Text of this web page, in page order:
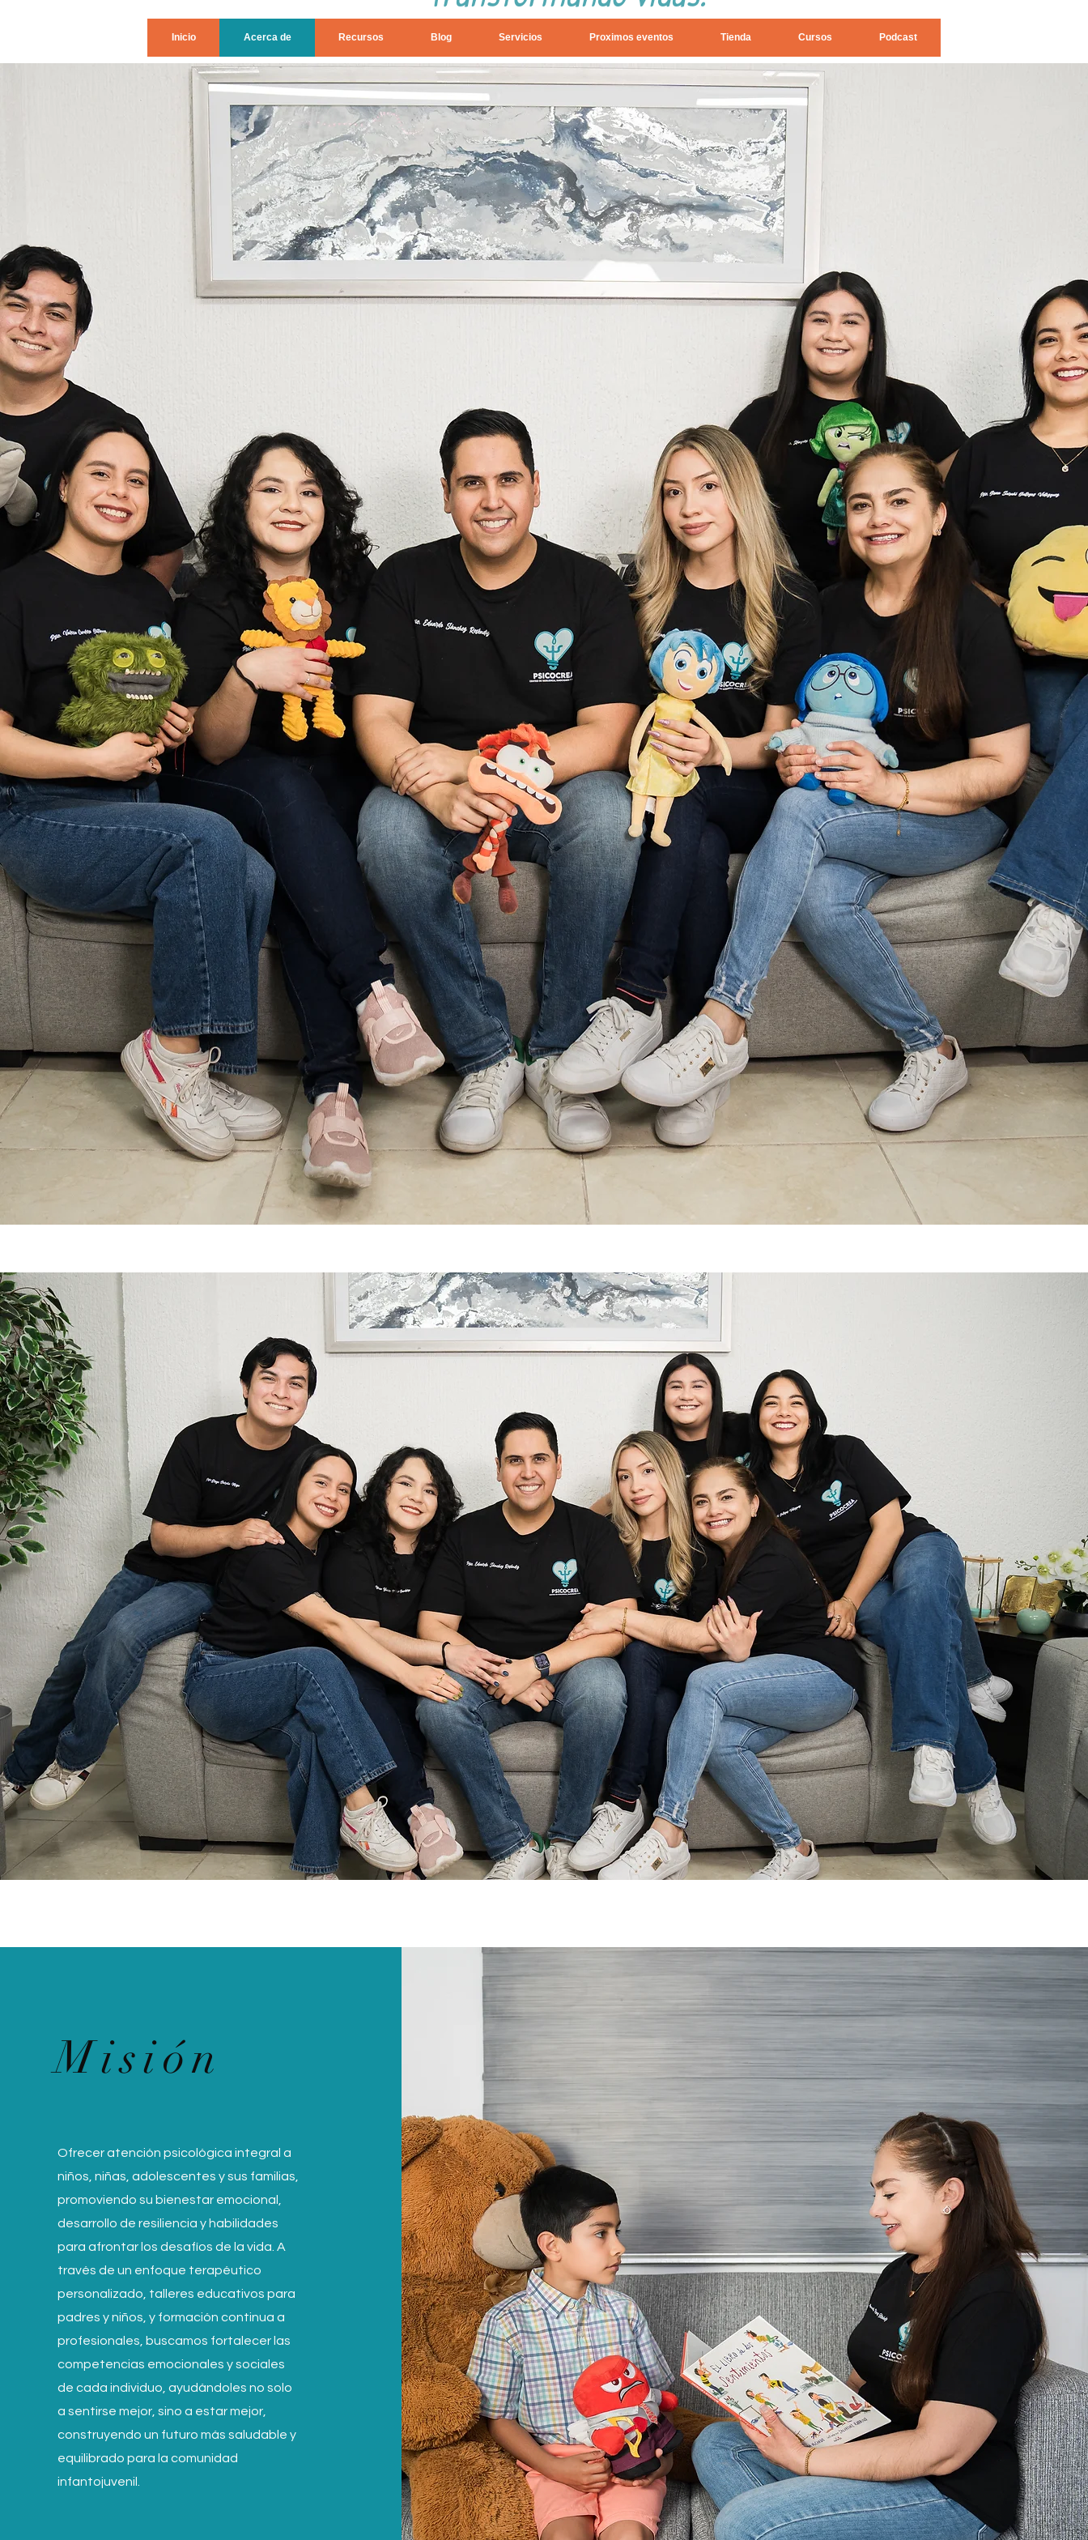
Inicio Acerca de Recursos Blog Servicios Proximos eventos Tienda Cursos Podcast
Misión
Ofrecer atención psicológica integral a
niños, niñas, adolescentes y sus familias,
promoviendo su bienestar emocional,
desarrollo de resiliencia y habilidades
para afrontar los desafíos de la vida. A
través de un enfoque terapéutico
personalizado, talleres educativos para
padres y niños, y formación continua a
profesionales, buscamos fortalecer las
competencias emocionales y sociales
de cada individuo, ayudándoles no solo
a sentirse mejor, sino a estar mejor,
construyendo un futuro más saludable y
equilibrado para la comunidad
infantojuvenil.